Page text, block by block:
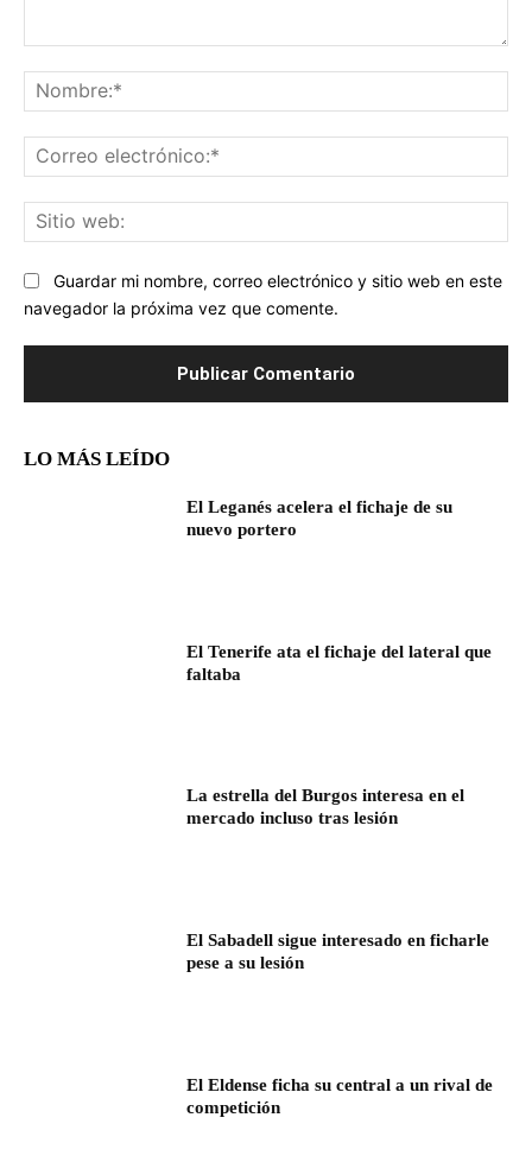
Guardar mi nombre, correo electrónico y sitio web en este
navegador la próxima vez que comente.
LO MÁS LEÍDO
El Leganés acelera el fichaje de su
nuevo portero
El Tenerife ata el fichaje del lateral que
faltaba
La estrella del Burgos interesa en el
mercado incluso tras lesión
El Sabadell sigue interesado en ficharle
pese a su lesión
El Eldense ficha su central a un rival de
competición